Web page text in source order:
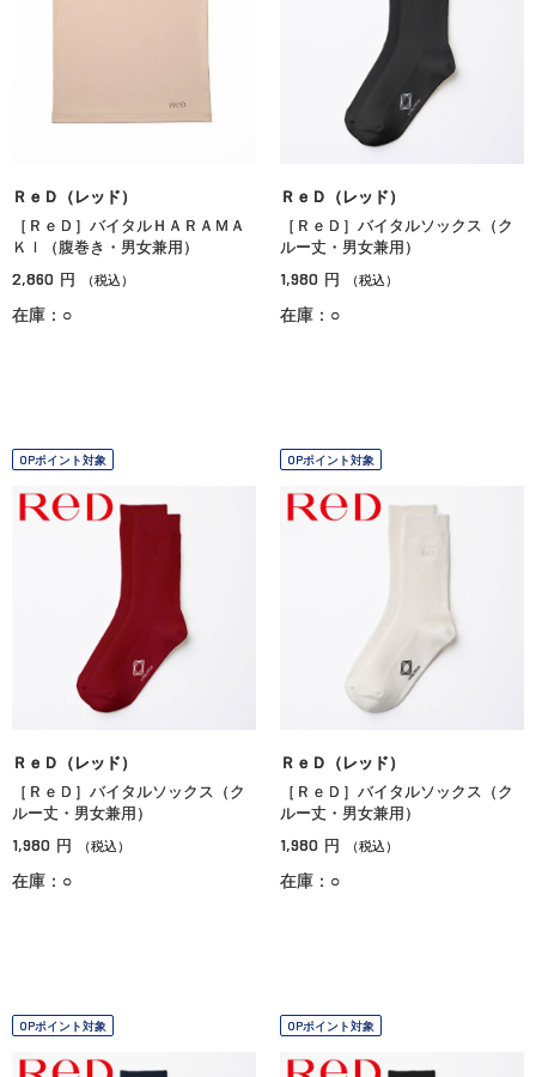
ＲｅＤ（レッド）
［ＲｅＤ］バイタルＨＡＲＡＭＡ
ＫＩ（腹巻き・男女兼用）
2,860 円 （税込）
在庫：○
ＲｅＤ（レッド）
［ＲｅＤ］バイタルソックス（ク
ルー丈・男女兼用）
1,980 円 （税込）
在庫：○
OPポイント対象
ＲｅＤ（レッド）
［ＲｅＤ］バイタルソックス（ク
ルー丈・男女兼用）
1,980 円 （税込）
在庫：○
OPポイント対象
ＲｅＤ（レッド）
［ＲｅＤ］バイタルソックス（ク
ルー丈・男女兼用）
1,980 円 （税込）
在庫：○
OPポイント対象 OPポイント対象